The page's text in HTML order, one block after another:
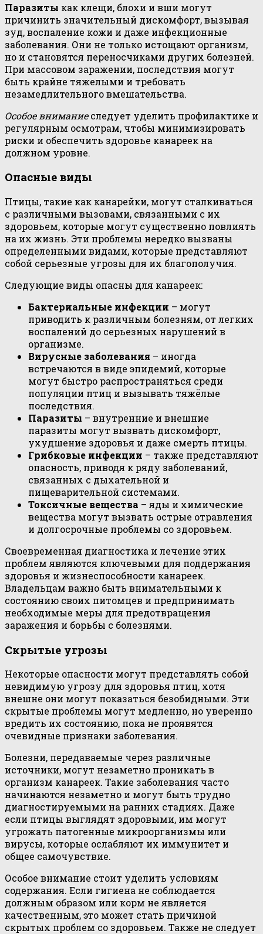
Паразиты как клещи, блохи и вши могут
причинить значительный дискомфорт, вызывая
зуд, воспаление кожи и даже инфекционные
заболевания. Они не только истощают организм,
но и становятся переносчиками других болезней.
При массовом заражении, последствия могут
быть крайне тяжелыми и требовать
незамедлительного вмешательства.
Особое вниманиеследует уделить профилактике и
регулярным осмотрам, чтобы минимизировать
риски и обеспечить здоровье канареек на
должном уровне.
Опасные виды
Птицы, такие как канарейки, могут сталкиваться
с различными вызовами, связанными с их
здоровьем, которые могут существенно повлиять
на их жизнь. Эти проблемы нередко вызваны
определенными видами, которые представляют
собой серьезные угрозы для их благополучия.
Следующие виды опасны для канареек:
Бактериальные инфекции – могут
приводить к различным болезням, от легких
воспалений до серьезных нарушений в
организме.
Вирусные заболевания – иногда
встречаются в виде эпидемий, которые
могут быстро распространяться среди
популяции птиц и вызывать тяжёлые
последствия.
Паразиты – внутренние и внешние
паразиты могут вызвать дискомфорт,
ухудшение здоровья и даже смерть птицы.
Грибковые инфекции – также представляют
опасность, приводя к ряду заболеваний,
связанных с дыхательной и
пищеварительной системами.
Токсичные вещества – яды и химические
вещества могут вызвать острые отравления
и долгосрочные проблемы со здоровьем.
Своевременная диагностика и лечение этих
проблем являются ключевыми для поддержания
здоровья и жизнеспособности канареек.
Владельцам важно быть внимательными к
состоянию своих питомцев и предпринимать
необходимые меры для предотвращения
заражения и борьбы с болезнями.
Скрытые угрозы
Некоторые опасности могут представлять собой
невидимую угрозу для здоровья птиц, хотя
внешне они могут показаться безобидными. Эти
скрытые проблемы могут медленно, но уверенно
вредить их состоянию, пока не проявятся
очевидные признаки заболевания.
Болезни, передаваемые через различные
источники, могут незаметно проникать в
организм канареек. Такие заболевания часто
начинаются незаметно и могут быть трудно
диагностируемыми на ранних стадиях. Даже
если птицы выглядят здоровыми, им могут
угрожать патогенные микроорганизмы или
вирусы, которые ослабляют их иммунитет и
общее самочувствие.
Особое внимание стоит уделить условиям
содержания. Если гигиена не соблюдается
должным образом или корм не является
качественным, это может стать причиной
скрытых проблем со здоровьем. Также не следует